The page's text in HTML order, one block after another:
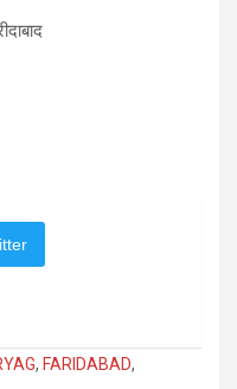
, FARIDABAD,